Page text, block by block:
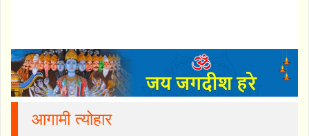
आगामी त्योहार